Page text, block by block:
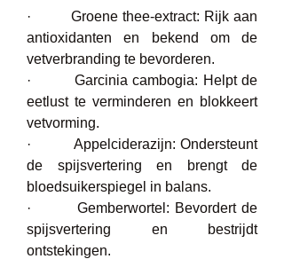
·         Groene thee-extract: Rijk aan
antioxidanten en bekend om de
vetverbranding te bevorderen.
·         Garcinia cambogia: Helpt de
eetlust te verminderen en blokkeert
vetvorming.
·         Appelciderazijn: Ondersteunt
de spijsvertering en brengt de
bloedsuikerspiegel in balans.
·         Gemberwortel: Bevordert de
spijsvertering en bestrijdt
ontstekingen.